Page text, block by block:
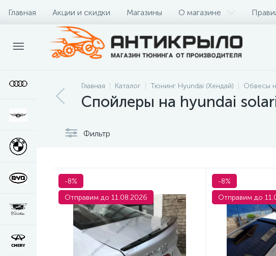
Главная Акции и скидки Магазины О магазине
Главная Каталог Тюнинг Hyundai (Хендай) Обвесы
Спойлеры на hyundai
Фильтр
-8%
Отправим до 11.08.2026
-8%
Отправим до